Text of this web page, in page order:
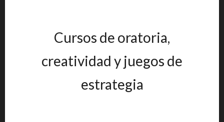
Cursos de oratoria,
creatividad y juegos de
estrategia